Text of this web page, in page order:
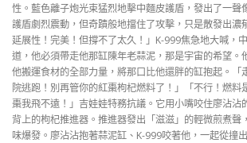
性。藍色離子炮光束猛烈地擊中麵皮護盾，發出了一聲
護盾劇烈震動，但奇蹟般地擋住了攻擊，只是散發出濃
延展性！完美！但撐不了太久！」K-999焦急地大喊，
道，他必須帶走他那缸陳年老蒜泥，那是宇宙的希望。
他搬運食材的全部力量，將那口比他還胖的缸抱起。「
院逃跑！別再管你的紅棗枸杞燃料了！」「不行！燃料
棗我飛不遠！」吉娃娃特務抗議。它用小嘴咬住廖沾沾
背上的枸杞推進器。推進器發出「滋滋」的輕微煎煮聲
味爆發。廖沾沾抱著蒜泥缸、K-999咬著他，一起從撞